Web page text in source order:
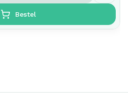
Bestel